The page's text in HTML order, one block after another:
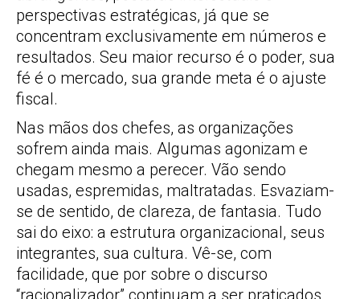
perspectivas estratégicas, já que se
concentram exclusivamente em números e
resultados. Seu maior recurso é o poder, sua
fé é o mercado, sua grande meta é o ajuste
fiscal.
Nas mãos dos chefes, as organizações
sofrem ainda mais. Algumas agonizam e
chegam mesmo a perecer. Vão sendo
usadas, espremidas, maltratadas. Esvaziam-
se de sentido, de clareza, de fantasia. Tudo
sai do eixo: a estrutura organizacional, seus
integrantes, sua cultura. Vê-se, com
facilidade, que por sobre o discurso
“racionalizador” continuam a ser praticados